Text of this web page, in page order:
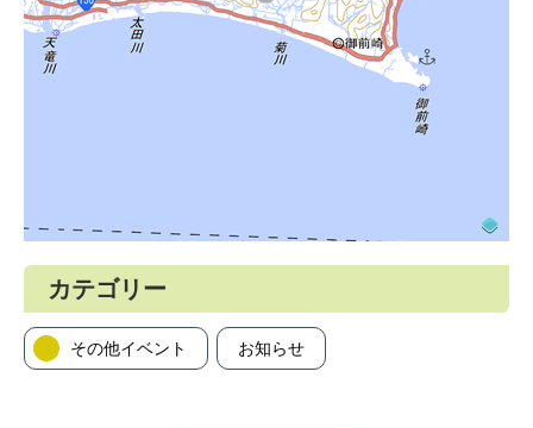
カテゴリー
その他イベント お知らせ